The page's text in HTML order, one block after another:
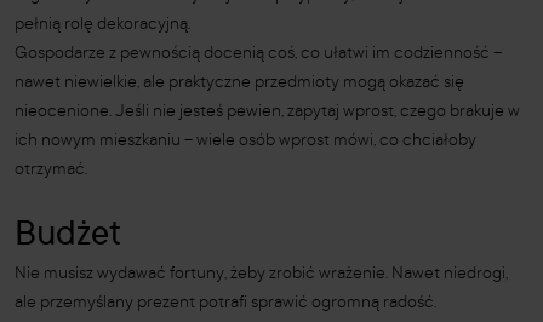
pełnią rolę dekoracyjną.
Gospodarze z pewnością docenią coś, co ułatwi im codzienność –
nawet niewielkie, ale praktyczne przedmioty mogą okazać się
nieocenione. Jeśli nie jesteś pewien, zapytaj wprost, czego brakuje w
ich nowym mieszkaniu – wiele osób wprost mówi, co chciałoby
otrzymać.
Budżet
Nie musisz wydawać fortuny, żeby zrobić wrażenie. Nawet niedrogi,
ale przemyślany prezent potrafi sprawić ogromną radość.